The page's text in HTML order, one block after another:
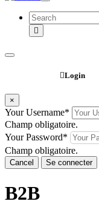
Login
×
Your Username*
Champ obligatoire.
Your Password*
Champ obligatoire.
Cancel Se connecter
B2B